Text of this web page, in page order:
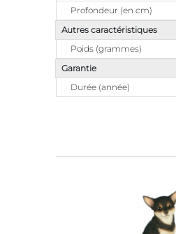
Profondeur (en cm)
Autres caractéristiques
Poids (grammes)
Garantie
Durée (année)